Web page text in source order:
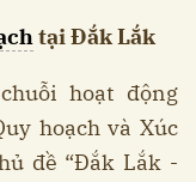
tại Đắk Lắk
hoạt động
hoạch và Xúc
đề “Đắk Lắk -